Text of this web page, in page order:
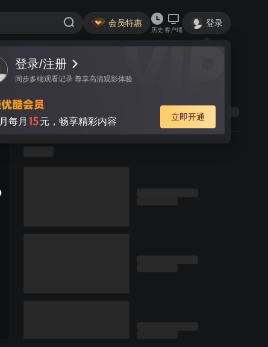
会员特惠
历史 客户端
登录
登录/注册
同步多端观看记录 尊享高清观影体验
月每月 15元，畅享精彩内容 立即开通